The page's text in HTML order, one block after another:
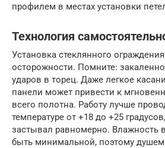
профилем в местах установки
Технология
Установка стеклянного
осторожности. Помните:
ударов в торец. Даже легкое
панели может привести к
всего полотна. Работу лучше
температуре от +18 до +25
застывал равномерно.
быть минимальной, поэтому душем